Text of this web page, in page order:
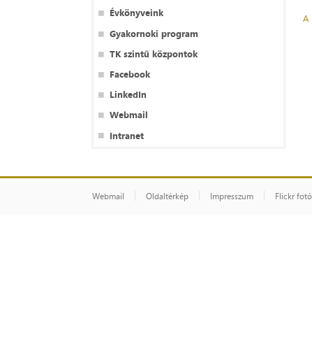
Évkönyveink
Gyakornoki program
TK szintű központok
Facebook
LinkedIn
Webmail
Intranet
A
Webmail Oldaltérkép Impresszum Flickr